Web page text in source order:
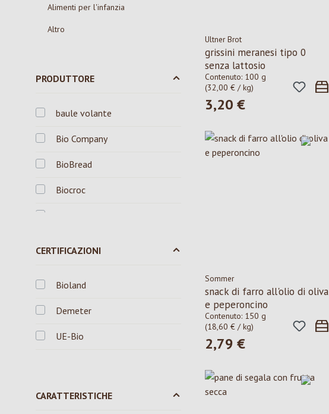
Alimenti per l'infanzia
Altro
PRODUTTORE
baule volante
Bio Company
BioBread
Biocroc
Fredos
FZ Organic Food
Huober
Kräuterschlössl
CERTIFICAZIONI
Bioland
Demeter
UE-Bio
CARATTERISTICHE
Ultner Brot
grissini meranesi tipo 0
senza lattosio
Contenuto: 100 g
(32,00 € / kg)
Prezzo normale:
3,20 €
Sommer
snack di farro all'olio di oliva
e peperoncino
Contenuto: 150 g
(18,60 € / kg)
Prezzo normale:
2,79 €